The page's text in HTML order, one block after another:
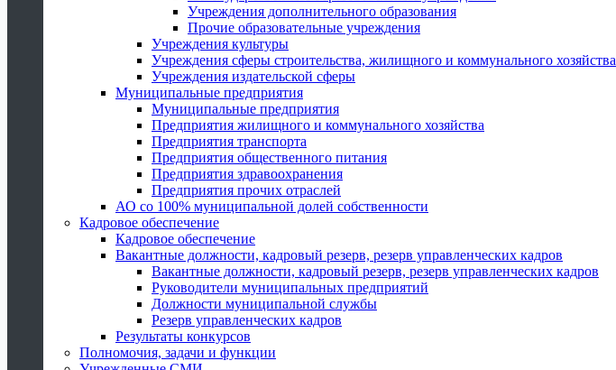
Учреждения дополнительного образования
Прочие образовательные учреждения
Учреждения культуры
Учреждения сферы строительства, жилищного и коммунального хозяйства
Учреждения издательской сферы
Муниципальные предприятия
Муниципальные предприятия
Предприятия жилищного и коммунального хозяйства
Предприятия транспорта
Предприятия общественного питания
Предприятия здравоохранения
Предприятия прочих отраслей
АО со 100% муниципальной долей собственности
Кадровое обеспечение
Кадровое обеспечение
Вакантные должности, кадровый резерв, резерв управленческих кадров
Вакантные должности, кадровый резерв, резерв управленческих кадров
Руководители муниципальных предприятий
Должности муниципальной службы
Резерв управленческих кадров
Результаты конкурсов
Полномочия, задачи и функции